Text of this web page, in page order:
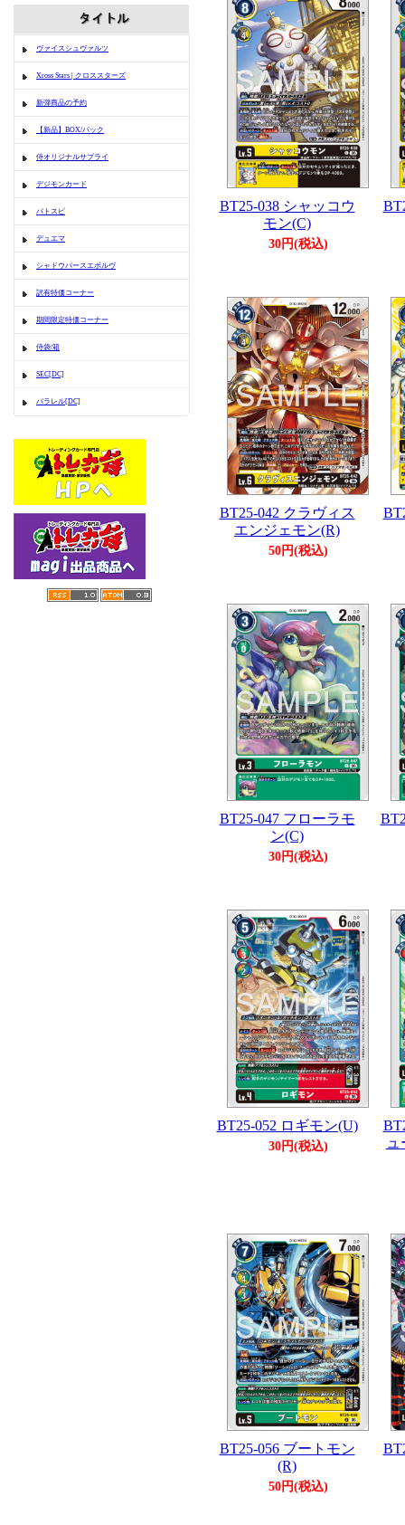
ヴァイスシュヴァルツ
Xross Stars | クロススターズ
新弾商品の予約
【新品】BOX/パック
侍オリジナルサプライ
デジモンカード
バトスピ
デュエマ
シャドウバースエボルヴ
訳有特価コーナー
期間限定特価コーナー
侍袋/箱
SEC[DC]
パラレル[DC]
BT25-038 シャッコウ
モン(C)
30円(税込)
BT25-042 クラヴィス
エンジェモン(R)
50円(税込)
BT25-047 フローラモ
ン(C)
30円(税込)
BT25-052 ロギモン(U)
30円(税込)
BT25-056 ブートモン
(R)
50円(税込)